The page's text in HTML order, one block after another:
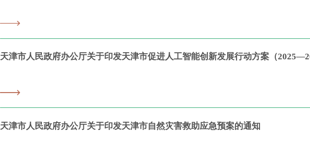
天津市人民政府办公厅关于印发天津市促进人工智能创新发展行动方案（
天津市人民政府办公厅关于印发天津市自然灾害救助应急预案的通知